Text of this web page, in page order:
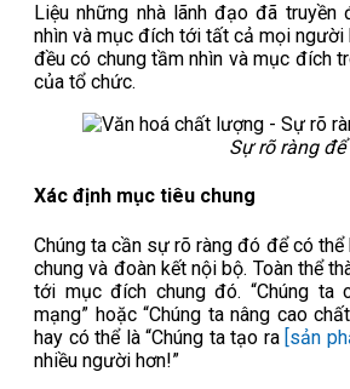
Liệu những nhà lãnh đạo đã
nhìn và mục đích tới tất cả mọi người
đều có chung tầm nhìn và mục đích
của tổ chức.
Sự rõ ràng
Xác định mục tiêu chung
Chúng ta cần sự rõ ràng đó để có thể
chung và đoàn kết nội bộ. Toàn thể
tới mục đích chung đó. “Chúng ta
mạng” hoặc “Chúng ta nâng cao
hay có thể là “Chúng ta tạo ra [sản
nhiều người hơn!”